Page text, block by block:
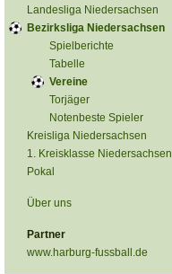
Landesliga Niedersachsen
Bezirksliga Niedersachsen
Spielberichte
Tabelle
Vereine
Torjäger
Notenbeste Spieler
Kreisliga Niedersachsen
1. Kreisklasse Niedersachsen
Pokal
Über uns
Partner
www.harburg-fussball.de